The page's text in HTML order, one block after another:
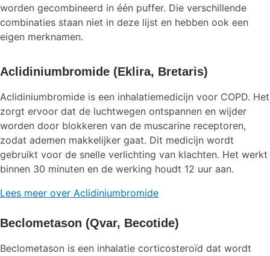
worden gecombineerd in één puffer. Die verschillende
combinaties staan niet in deze lijst en hebben ook een
eigen merknamen.
Aclidiniumbromide (Eklira, Bretaris)
Aclidiniumbromide is een inhalatiemedicijn voor COPD. Het
zorgt ervoor dat de luchtwegen ontspannen en wijder
worden door blokkeren van de muscarine receptoren,
zodat ademen makkelijker gaat. Dit medicijn wordt
gebruikt voor de snelle verlichting van klachten. Het werkt
binnen 30 minuten en de werking houdt 12 uur aan.
Lees meer over Aclidiniumbromide
Beclometason (Qvar, Becotide)
Beclometason is een inhalatie corticosteroïd dat wordt